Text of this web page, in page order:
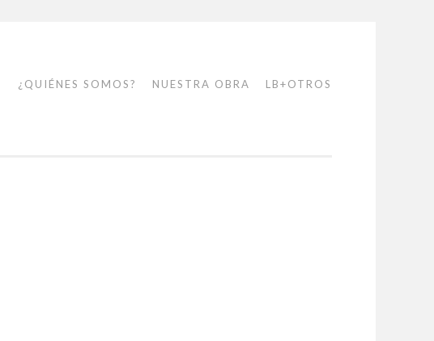
¿QUIÉNES SOMOS? NUESTRA OBRA LB+OTROS